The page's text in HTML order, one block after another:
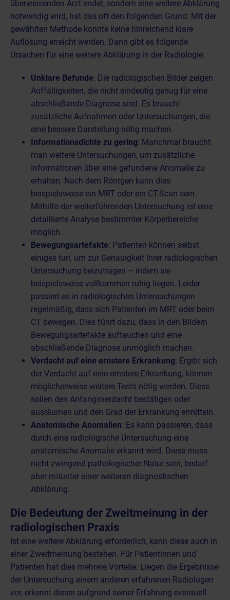
überweisenden Arzt endet, sondern eine weitere Abklärung
notwendig wird, hat das oft den folgenden Grund: Mit der
gewählten Methode konnte keine hinreichend klare
Auflösung erreicht werden. Dann gibt es folgende
Ursachen für eine weitere Abklärung in der Radiologie:
Unklare Befunde: Die radiologischen Bilder zeigen
Auffälligkeiten, die nicht eindeutig genug für eine
abschließende Diagnose sind. Es braucht
zusätzliche Aufnahmen oder Untersuchungen, die
eine bessere Darstellung nötig machen.
Informationsdichte zu gering: Manchmal braucht
man weitere Untersuchungen, um zusätzliche
Informationen über eine gefundene Anomalie zu
erhalten. Nach dem Röntgen kann dies
beispielsweise ein MRT oder ein CT-Scan sein.
Mithilfe der weiterführenden Untersuchung ist eine
detaillierte Analyse bestimmter Körperbereiche
möglich.
Bewegungsartefakte: Patienten können selbst
einiges tun, um zur Genauigkeit ihrer radiologischen
Untersuchung beizutragen – indem sie
beispielsweise vollkommen ruhig liegen. Leider
passiert es in radiologischen Untersuchungen
regelmäßig, dass sich Patienten im MRT oder beim
CT bewegen. Dies führt dazu, dass in den Bildern
Bewegungsartefakte auftauchen und eine
abschließende Diagnose unmöglich machen.
Verdacht auf eine ernstere Erkrankung: Ergibt sich
der Verdacht auf eine ernstere Erkrankung, können
möglicherweise weitere Tests nötig werden. Diese
sollen den Anfangsverdacht bestätigen oder
ausräumen und den Grad der Erkrankung ermitteln.
Anatomische Anomalien: Es kann passieren, dass
durch eine radiologische Untersuchung eine
anatomische Anomalie erkannt wird. Diese muss
nicht zwingend pathologischer Natur sein, bedarf
aber mitunter einer weiteren diagnostischen
Abklärung.
Die Bedeutung der Zweitmeinung in der
radiologischen Praxis
Ist eine weitere Abklärung erforderlich, kann diese auch in
einer Zweitmeinung bestehen. Für Patientinnen und
Patienten hat dies mehrere Vorteile: Liegen die Ergebnisse
der Untersuchung einem anderen erfahrenen Radiologen
vor, erkennt dieser aufgrund seiner Erfahrung eventuell